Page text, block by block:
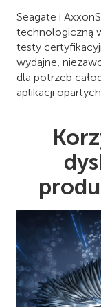
Seagate i
technologiczną
testy
wydajne,
dla potrzeb
aplikacji